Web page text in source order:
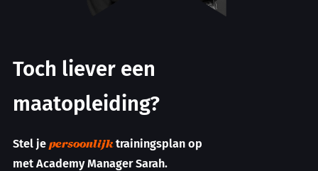
Toch liever een
maatopleiding?
Stel je persoonlijktrainingsplan op
met Academy Manager Sarah.